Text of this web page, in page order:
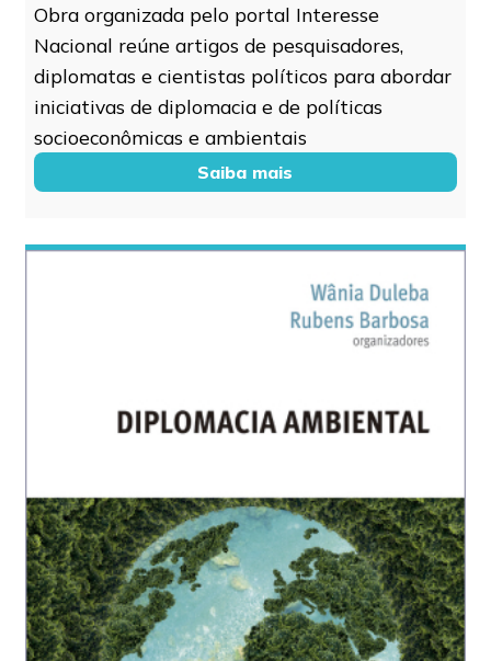
Obra organizada pelo portal Interesse
Nacional reúne artigos de pesquisadores,
diplomatas e cientistas políticos para abordar
iniciativas de diplomacia e de políticas
socioeconômicas e ambientais
Saiba mais